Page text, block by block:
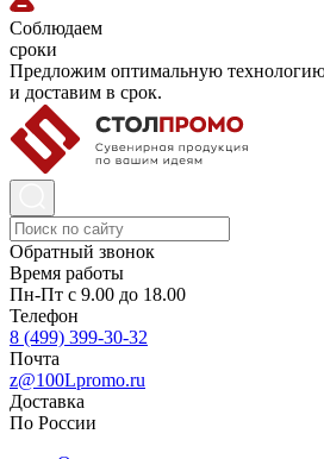
Соблюдаем
сроки
Предложим оптимальную технологию
и доставим в срок.
Обратный звонок
Время работы
Пн-Пт с 9.00 до 18.00
Телефон
8 (499) 399-30-32
Почта
z@100Lpromo.ru
Доставка
По России